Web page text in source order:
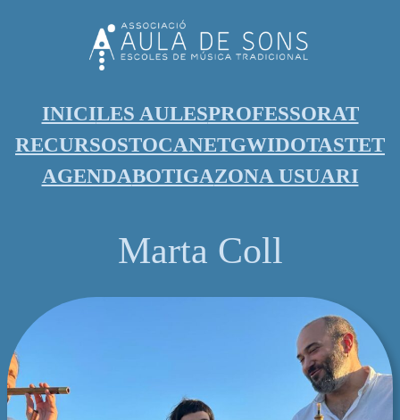
INICILES AULESPROFESSORAT
RECURSOSTOCANETGWIDOTASTET
AGENDABOTIGAZONA USUARI
Marta Coll